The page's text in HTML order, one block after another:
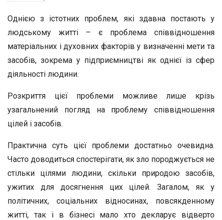
Однією з істотних проблем, які здавна постають у
людському житті – є проблема співвідношення
матеріальних і духовних факторів у визначенні мети та
засобів, зокрема у підприємництві як однієї із сфер
діяльності людини.
Розкриття цієї проблеми можливе лише крізь
узагальнений погляд на проблему співвідношення
цілей і засобів.
Практична суть цієї проблеми достатньо очевидна.
Часто доводиться спостерігати, як зло породжується не
стільки цілями людини, скільки природою засобів,
ужитих для досягнення цих цілей. Загалом, як у
політичних, соціальних відносинах, повсякденному
житті, так і в бізнесі мало хто декларує відверто